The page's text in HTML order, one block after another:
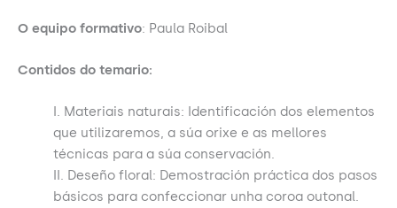
O equipo formativo: Paula Roibal
Contidos do temario:
I. Materiais naturais: Identificación dos elementos
que utilizaremos, a súa orixe e as mellores
técnicas para a súa conservación.
II. Deseño floral: Demostración práctica dos pasos
básicos para confeccionar unha coroa outonal.